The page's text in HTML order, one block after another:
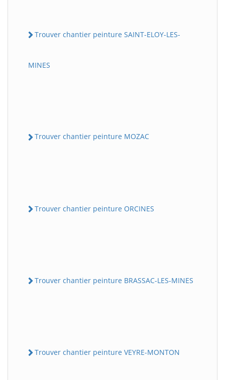
Trouver chantier peinture SAINT-ELOY-LES-
MINES
Trouver chantier peinture MOZAC
Trouver chantier peinture ORCINES
Trouver chantier peinture BRASSAC-LES-MINES
Trouver chantier peinture VEYRE-MONTON